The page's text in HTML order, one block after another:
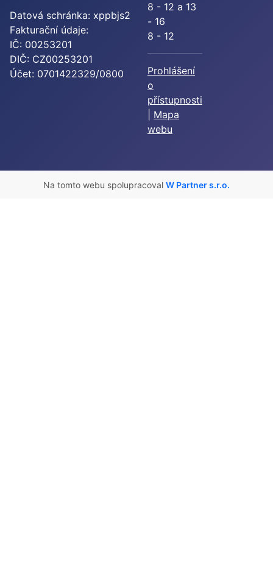
Datová schránka: xppbjs2
Fakturační údaje:
IČ: 00253201
DIČ: CZ00253201
Účet: 0701422329/0800
8 - 12 a 13
- 16
8 - 12
Prohlášení
o
přístupnosti
Mapa
webu
Na tomto webu spolupracoval W Partner s.r.o.